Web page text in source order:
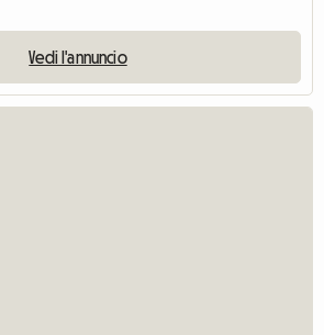
Vedi l'annuncio